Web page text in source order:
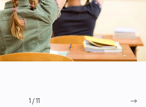
загородный дом и
чистом районе
1 / 11